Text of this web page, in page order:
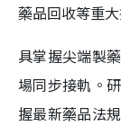
藥品回收等重大
具掌握尖端製
場同步接軌。
握最新藥品法